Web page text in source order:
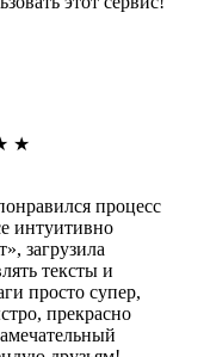
★
процесс
интуитивно
загрузила
тексты и
просто супер,
прекрасно